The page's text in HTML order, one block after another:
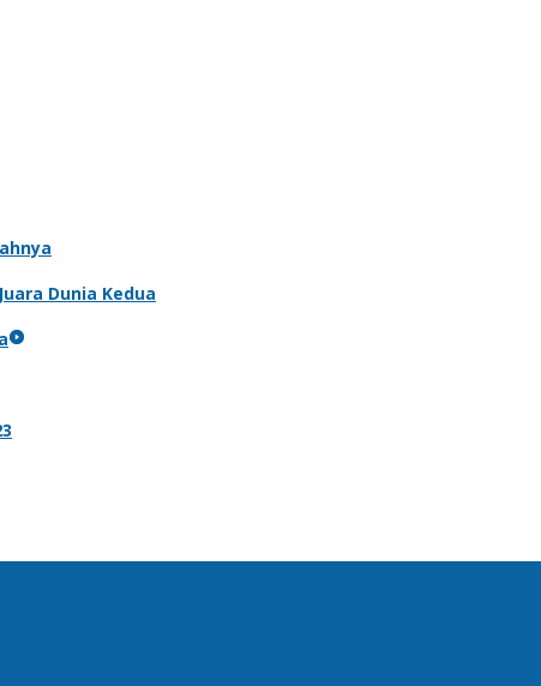
Dunia Kedua